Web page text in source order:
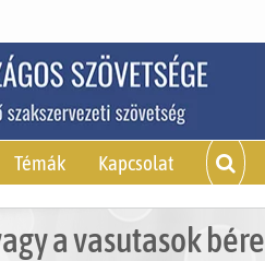
Témák Kapcsolat
a vasutasok bére